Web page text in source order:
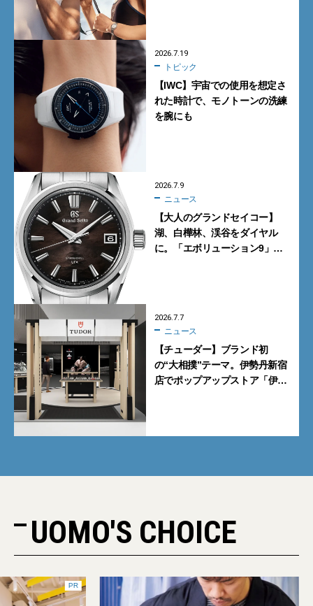
2026.7.19
トピック
【IWC】宇宙での使用を想定さ
れた時計で、モノトーンの洗練
を腕にも
2026.7.9
ニュース
【大人のグランドセイコー】
湖、白樺林、渓谷をダイヤル
に。「エボリューション9」の
2026.7.7
ニュース
【チューダー】ブランド初
の“大相撲”テーマ。伊勢丹新宿
店でポップアップストア「伊勢
UOMO'S CHOICE
PR